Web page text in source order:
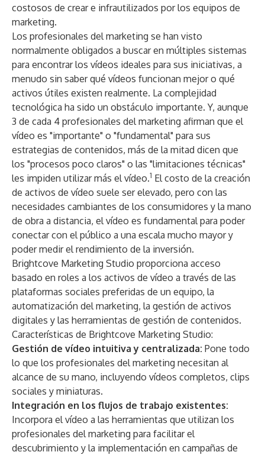
costosos de crear e infrautilizados por los equipos de
marketing.
Los profesionales del marketing se han visto
normalmente obligados a buscar en múltiples sistemas
para encontrar los vídeos ideales para sus iniciativas, a
menudo sin saber qué vídeos funcionan mejor o qué
activos útiles existen realmente. La complejidad
tecnológica ha sido un obstáculo importante. Y, aunque
3 de cada 4 profesionales del marketing afirman que el
vídeo es "importante" o "fundamental" para sus
estrategias de contenidos, más de la mitad dicen que
los "procesos poco claros" o las "limitaciones técnicas"
les impiden utilizar más el vídeo.1 El costo de la creación
de activos de vídeo suele ser elevado, pero con las
necesidades cambiantes de los consumidores y la mano
de obra a distancia, el vídeo es fundamental para poder
conectar con el público a una escala mucho mayor y
poder medir el rendimiento de la inversión.
Brightcove Marketing Studio proporciona acceso
basado en roles a los activos de vídeo a través de las
plataformas sociales preferidas de un equipo, la
automatización del marketing, la gestión de activos
digitales y las herramientas de gestión de contenidos.
Características de Brightcove Marketing Studio:
Gestión de vídeo intuitiva y centralizada: Pone todo
lo que los profesionales del marketing necesitan al
alcance de su mano, incluyendo vídeos completos, clips
sociales y miniaturas.
Integración en los flujos de trabajo existentes:
Incorpora el vídeo a las herramientas que utilizan los
profesionales del marketing para facilitar el
descubrimiento y la implementación en campañas de